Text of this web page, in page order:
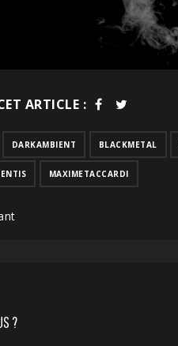
ARTICLE :
DARKAMBIENT BLACKMETAL
MAXIMETACCARDI
?